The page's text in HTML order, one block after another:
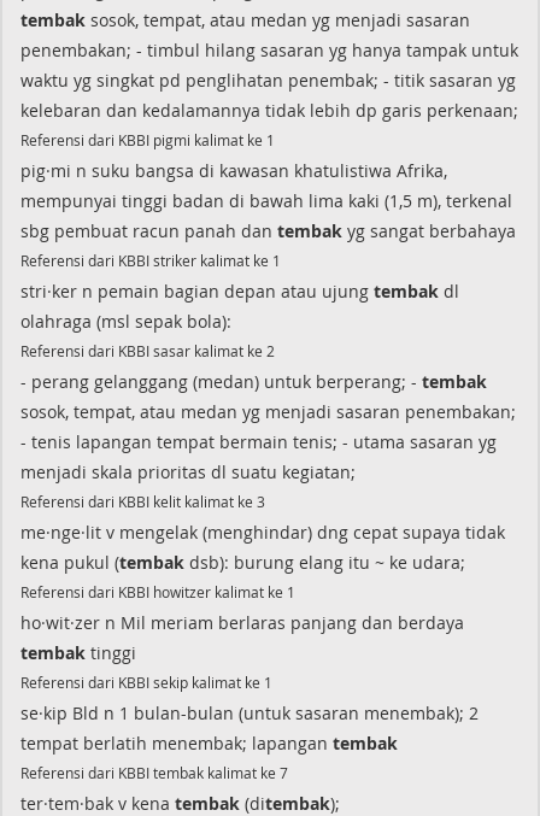
tembak sosok, tempat, atau medan yg menjadi sasaran
penembakan; - timbul hilang sasaran yg hanya tampak untuk
waktu yg singkat pd penglihatan penembak; - titik sasaran yg
kelebaran dan kedalamannya tidak lebih dp garis perkenaan;
Referensi dari KBBI pigmi kalimat ke 1
pig·mi n suku bangsa di kawasan khatulistiwa Afrika,
mempunyai tinggi badan di bawah lima kaki (1,5 m), terkenal
sbg pembuat racun panah dan tembak yg sangat berbahaya
Referensi dari KBBI striker kalimat ke 1
stri·ker n pemain bagian depan atau ujung tembak dl
olahraga (msl sepak bola):
Referensi dari KBBI sasar kalimat ke 2
- perang gelanggang (medan) untuk berperang; - tembak
sosok, tempat, atau medan yg menjadi sasaran penembakan;
- tenis lapangan tempat bermain tenis; - utama sasaran yg
menjadi skala prioritas dl suatu kegiatan;
Referensi dari KBBI kelit kalimat ke 3
me·nge·lit v mengelak (menghindar) dng cepat supaya tidak
kena pukul (tembak dsb): burung elang itu ~ ke udara;
Referensi dari KBBI howitzer kalimat ke 1
ho·wit·zer n Mil meriam berlaras panjang dan berdaya
tembak tinggi
Referensi dari KBBI sekip kalimat ke 1
se·kip Bld n 1 bulan-bulan (untuk sasaran menembak); 2
tempat berlatih menembak; lapangan tembak
Referensi dari KBBI tembak kalimat ke 7
ter·tem·bak v kena tembak (ditembak);